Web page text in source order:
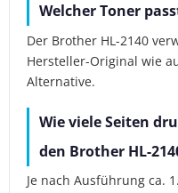
Welcher Toner
Der Brother HL-2140
Hersteller-Original wie
Alternative.
Wie viele Seiten
den Brother HL-
Je nach Ausführung ca.